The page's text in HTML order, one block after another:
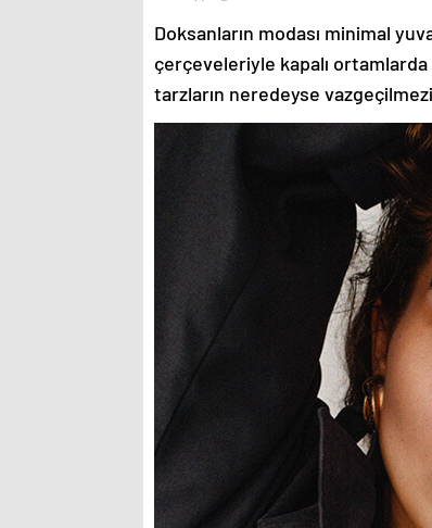
Doksanların modası minimal
çerçeveleriyle kapalı
tarzların neredeyse